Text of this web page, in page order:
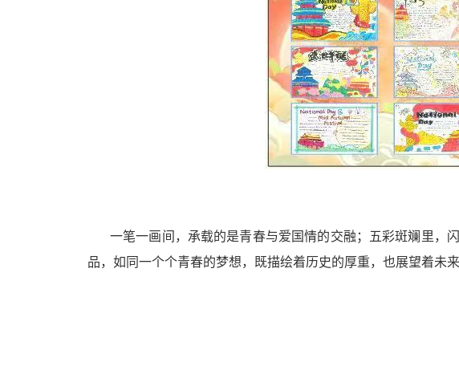
一笔一画间，承载的是青春与爱国情的交融；五彩斑斓里，
品，如同一个个青春的梦想，既描绘着历史的厚重，也展望着未